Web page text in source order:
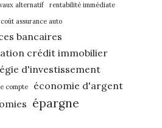
alternatif
rentabilité immédiate
assurance auto
bancaires
crédit immobilier
d'investissement
compte
économie d'argent
épargne